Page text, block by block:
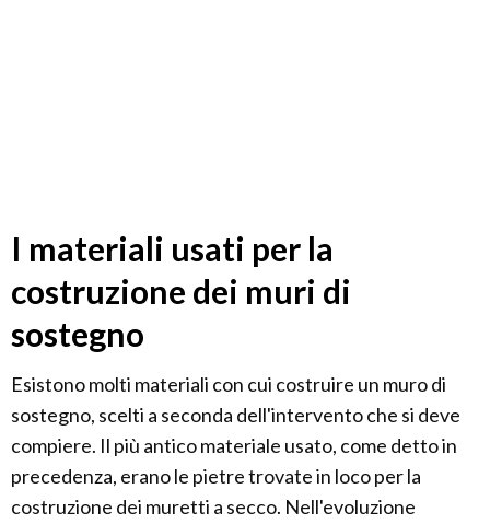
I materiali usati per la
costruzione dei muri di
sostegno
Esistono molti materiali con cui costruire un muro di
sostegno, scelti a seconda dell'intervento che si deve
compiere. Il più antico materiale usato, come detto in
precedenza, erano le pietre trovate in loco per la
costruzione dei muretti a secco. Nell'evoluzione